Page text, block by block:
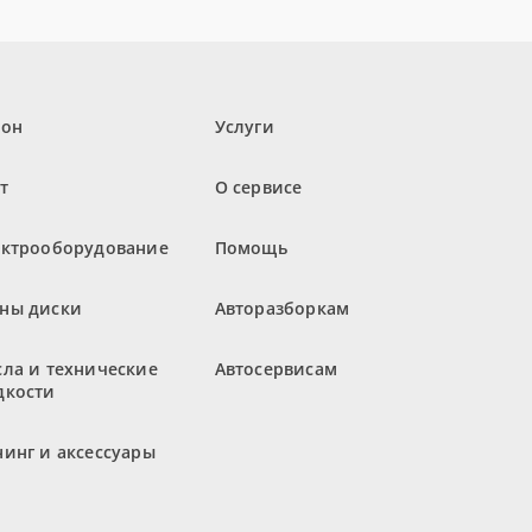
диски
и технические
и аксессуары
Услуги
О сервисе
Помощь
Авторазборкам
Автосервисам